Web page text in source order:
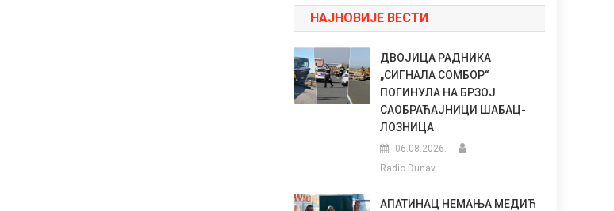
НАЈНОВИЈЕ ВЕСТИ
ДВОЈИЦА РАДНИКА
„СИГНАЛА СОМБОР“
ПОГИНУЛА НА БРЗОЈ
САОБРАЋАЈНИЦИ ШАБАЦ-
ЛОЗНИЦА
06.08.2026.
Radio Dunav
АПАТИНАЦ НЕМАЊА МЕДИЋ